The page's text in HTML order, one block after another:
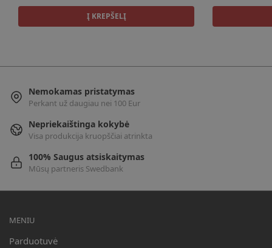
Į KREPŠELĮ
Nemokamas pristatymas
Perkant už daugiau nei 100 Eur
Nepriekaištinga kokybė
Visa produkcija kruopščiai atrinkta
100% Saugus atsiskaitymas
Mūsų partneris Swedbank
MENIU
Parduotuvė